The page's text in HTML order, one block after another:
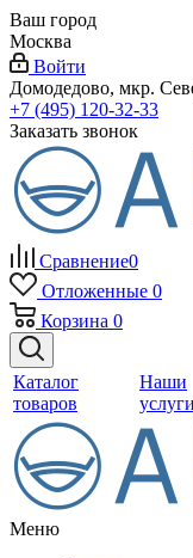
Ваш город
Москва
Войти
Домодедово, мкр.
+7 (495) 120-32-33
Заказать звонок
Сравнение0
Отложенные 0
Корзина 0
Каталог
товаров
Наши
услуги
Меню